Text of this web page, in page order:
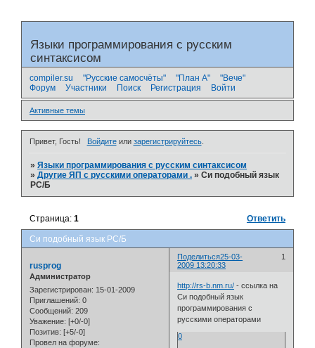
Языки программирования с русским
синтаксисом
compiler.su "Русские самосчёты" "План А"
"Вече"
Форум
Участники Поиск Регистрация Войти
Активные темы
Привет, Гость! Войдитеили зарегистрируйтесь.
»Языки программирования с русским синтаксисом
»Другие ЯП с русскими операторами . »Си подобный язык
РС/Б
Си подобный язык РС/Б
Страница:1 Ответить
Поделиться 1
25-03-
2009 13:20:33
rusprog
Администратор
Зарегистрирован: 15-01-2009
Приглашений: 0
Сообщений: 209
Уважение: [+0/-0]
Позитив: [+5/-0]
Провел на форуме:
http://rs-b.nm.ru/ - ссылка на
Си подобный язык
программирования с
русскими операторами
0